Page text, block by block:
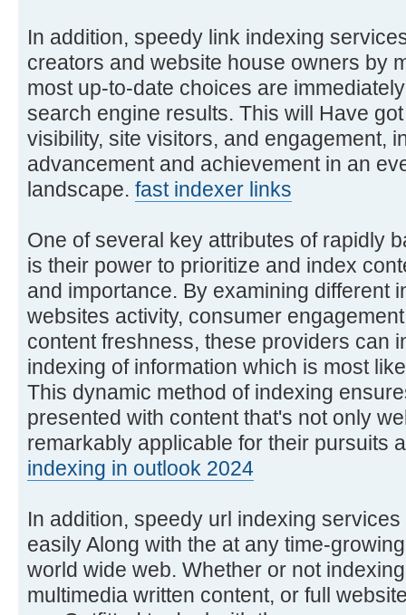
In addition, speedy link indexing
creators and website house owners by
most up-to-date choices are
search engine results. This will Have
visibility, site visitors, and engagement,
advancement and achievement in an
landscape. fast indexer links
One of several key attributes of rapidly
is their power to prioritize and index
and importance. By examining different
websites activity, consumer
content freshness, these providers can
indexing of information which is most
This dynamic method of indexing
presented with content that's not only
remarkably applicable for their pursuits
indexing in outlook 2024
In addition, speedy url indexing
easily Along with the at any time-
world wide web. Whether or not
multimedia written content, or full